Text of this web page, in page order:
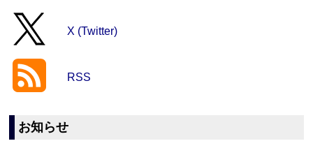
X (Twitter)
RSS
お知らせ